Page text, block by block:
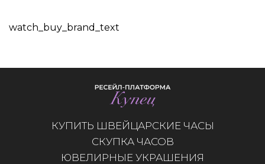
watch_buy_brand_text
КУПИТЬ ШВЕЙЦАРСКИЕ ЧАСЫ
СКУПКА ЧАСОВ
ЮВЕЛИРНЫЕ УКРАШЕНИЯ